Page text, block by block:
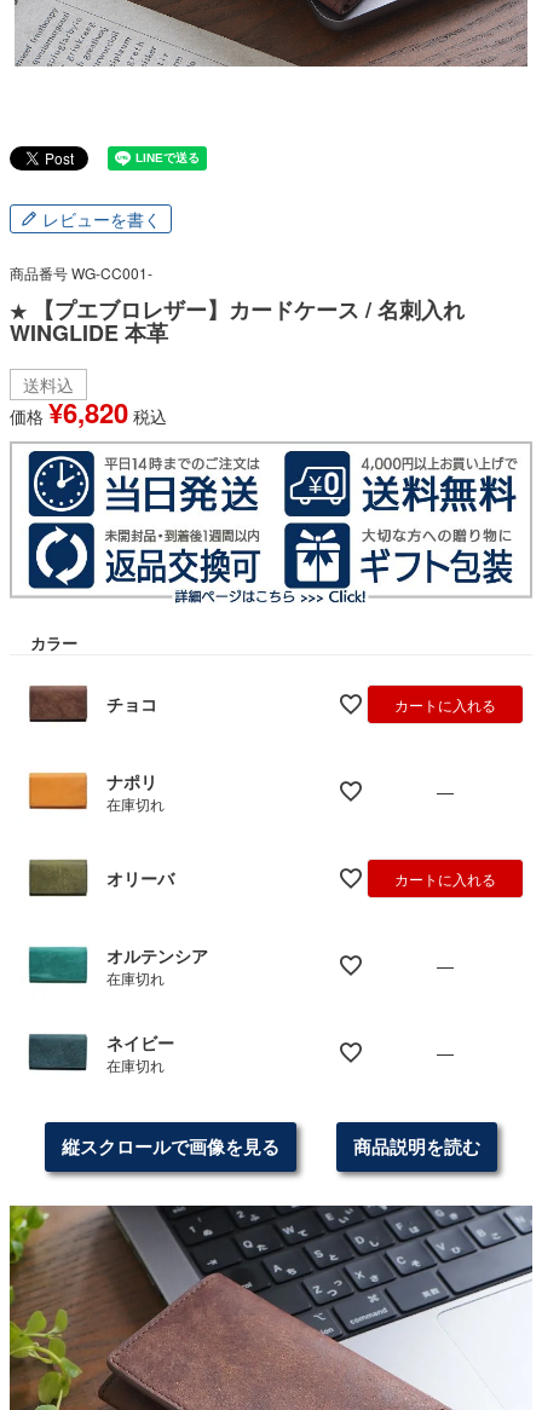
レビューを書く
商品番号WG-CC001-
★ 【プエブロレザー】カードケース / 名刺入れ
WINGLIDE 本革
送料込
価格 ¥6,820 税込
カラー
チョコ カートに入れる
ナポリ
在庫切れ —
オリーバ カートに入れる
オルテンシア
在庫切れ —
ネイビー
在庫切れ —
縦スクロールで画像を見る 商品説明を読む